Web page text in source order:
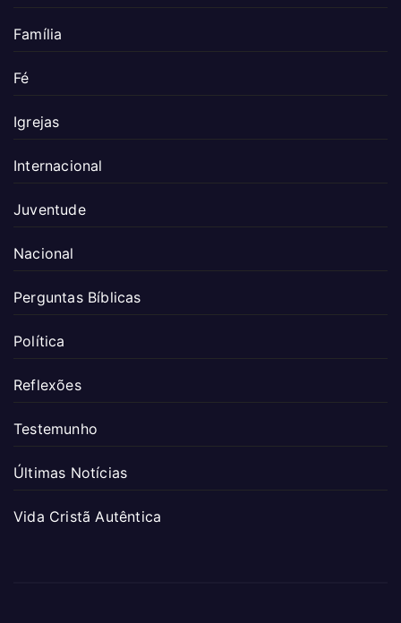
Família
Fé
Igrejas
Internacional
Juventude
Nacional
Perguntas Bíblicas
Política
Reflexões
Testemunho
Últimas Notícias
Vida Cristã Autêntica